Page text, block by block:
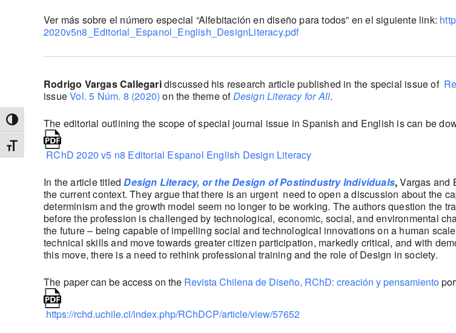
Toggle High Contrast
Toggle Font size
Ver más sobre el número especial “Alfebitación en diseño para todos” en el siguiente link:
2020v5n8_Editorial_Espanol_English_DesignLiteracy.pdf
Rodrigo Vargas Callegaridiscussed his research article published in the special issue of
issueVol. 5 Núm. 8 (2020) on the theme of Design Literacy for All.
The editorial outlining the scope of special journal issue in Spanish and English is can be
RChD 2020 v5 n8 Editorial Espanol English Design Literacy
In the article titledDesign Literacy, or the Design of Postindustry Individuals,Vargas and
the current context. They argue that there is an urgent need to open a discussion about the
determinism and the growth model seem no longer to be working. The authors question the
before the profession is challenged by technological, economic, social, and environmental
the future – being capable of impelling social and technological innovations on a human
technical skills and move towards greater citizen participation, markedly critical, and with
this move, there is a need to rethink professional training and the role of Design in society.
The paper can be access on the Revista Chilena de Diseño, RChD: creación y pensamiento
https://rchd.uchile.cl/index.php/RChDCP/article/view/57652